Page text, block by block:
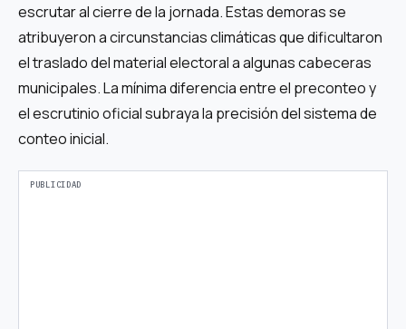
escrutar al cierre de la jornada. Estas demoras se
atribuyeron a circunstancias climáticas que dificultaron
el traslado del material electoral a algunas cabeceras
municipales. La mínima diferencia entre el preconteo y
el escrutinio oficial subraya la precisión del sistema de
conteo inicial.